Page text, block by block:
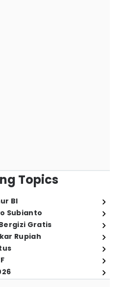
Topics
BI
Subianto
Gratis
Rupiah